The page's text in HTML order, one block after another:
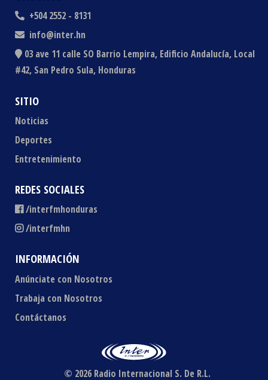
+504 2552 - 8131
info@inter.hn
03 ave 11 calle SO Barrio Lempira, Edificio Andalucía, Local
#42, San Pedro Sula, Honduras
SITIO
Noticias
Deportes
Entretenimiento
REDES SOCIALES
/interfmhonduras
/interfmhn
INFORMACIÓN
Anúnciate con Nosotros
Trabaja con Nosotros
Contáctanos
© 2026 Radio Internacional S. De R.L.